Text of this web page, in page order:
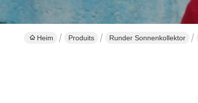
Heim Produits Runder Sonnenkollektor